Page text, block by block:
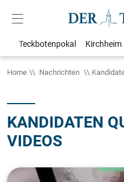
Teckbotenpokal Kirchheim
Home Nachrichten
KANDIDATEN
VIDEOS